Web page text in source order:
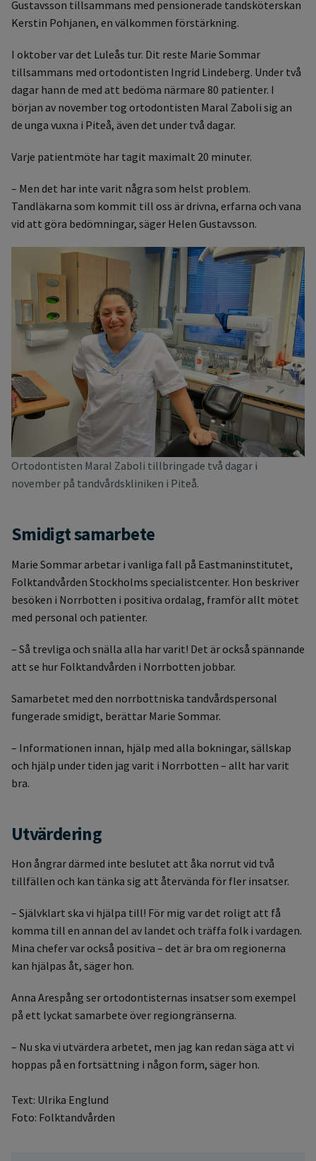
Gustavsson tillsammans med pensionerade tandsköterskan
Kerstin Pohjanen, en välkommen förstärkning.
I oktober var det Luleås tur. Dit reste Marie Sommar
tillsammans med ortodontisten Ingrid Lindeberg. Under två
dagar hann de med att bedöma närmare 80 patienter. I
början av november tog ortodontisten Maral Zaboli sig an
de unga vuxna i Piteå, även det under två dagar.
Varje patientmöte har tagit maximalt 20 minuter.
– Men det har inte varit några som helst problem.
Tandläkarna som kommit till oss är drivna, erfarna och vana
vid att göra bedömningar, säger Helen Gustavsson.
Ortodontisten Maral Zaboli tillbringade två dagar i
november på tandvårdskliniken i Piteå.
Smidigt samarbete
Marie Sommar arbetar i vanliga fall på Eastmaninstitutet,
Folktandvården Stockholms specialistcenter. Hon beskriver
besöken i Norrbotten i positiva ordalag, framför allt mötet
med personal och patienter.
– Så trevliga och snälla alla har varit! Det är också spännande
att se hur Folktandvården i Norrbotten jobbar.
Samarbetet med den norrbottniska tandvårdspersonal
fungerade smidigt, berättar Marie Sommar.
– Informationen innan, hjälp med alla bokningar, sällskap
och hjälp under tiden jag varit i Norrbotten – allt har varit
bra.
Utvärdering
Hon ångrar därmed inte beslutet att åka norrut vid två
tillfällen och kan tänka sig att återvända för fler insatser.
– Självklart ska vi hjälpa till! För mig var det roligt att få
komma till en annan del av landet och träffa folk i vardagen.
Mina chefer var också positiva – det är bra om regionerna
kan hjälpas åt, säger hon.
Anna Arespång ser ortodontisternas insatser som exempel
på ett lyckat samarbete över regiongränserna.
– Nu ska vi utvärdera arbetet, men jag kan redan säga att vi
hoppas på en fortsättning i någon form, säger hon.
Text: Ulrika Englund
Foto: Folktandvården